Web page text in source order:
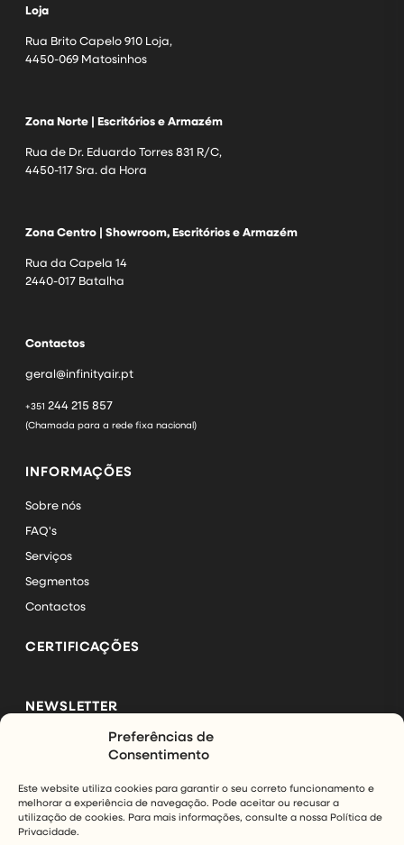
Preferências de
Consentimento
Este website utiliza cookies para garantir o seu correto funcionamento e
melhorar a experiência de navegação. Pode aceitar ou recusar a
utilização de cookies. Para mais informações, consulte a nossa Política de
Privacidade.
Loja
Rua Brito Capelo 910 Loja,
4450-069 Matosinhos
Zona Norte | Escritórios e Armazém
Rua de Dr. Eduardo Torres 831 R/C,
4450-117 Sra. da Hora
Zona Centro | Showroom, Escritórios e Armazém
Rua da Capela 14
2440-017 Batalha
Contactos
geral@infinityair.pt
+351 244 215 857
(Chamada para a rede fixa nacional)
INFORMAÇÕES
Sobre nós
FAQ's
Serviços
Segmentos
Contactos
CERTIFICAÇÕES
NEWSLETTER
Subscreva a nossa newsletter e mantenha-se a par das
últimas novidades da InfinityAir.
SUBSCREVER